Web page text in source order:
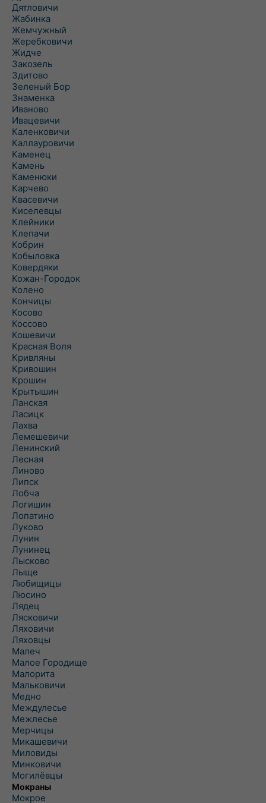
Дятловичи
Жабинка
Жемчужный
Жеребковичи
Жидче
Закозель
Здитово
Зеленый Бор
Знаменка
Иваново
Ивацевичи
Каленковичи
Каллауровичи
Каменец
Камень
Каменюки
Карчево
Квасевичи
Киселевцы
Клейники
Клепачи
Кобрин
Кобыловка
Ковердяки
Кожан-Городок
Колено
Кончицы
Косово
Коссово
Кошевичи
Красная Воля
Кривляны
Кривошин
Крошин
Крытышин
Ланская
Ласицк
Лахва
Лемешевичи
Ленинский
Лесная
Линово
Липск
Лобча
Логишин
Лопатино
Луково
Лунин
Лунинец
Лысково
Лыще
Любищицы
Люсино
Лядец
Лясковичи
Ляховичи
Ляховцы
Малеч
Малое Городище
Малорита
Мальковичи
Медно
Междулесье
Межлесье
Мерчицы
Микашевичи
Миловиды
Минковичи
Могилёвцы
Мокраны
Мокрое